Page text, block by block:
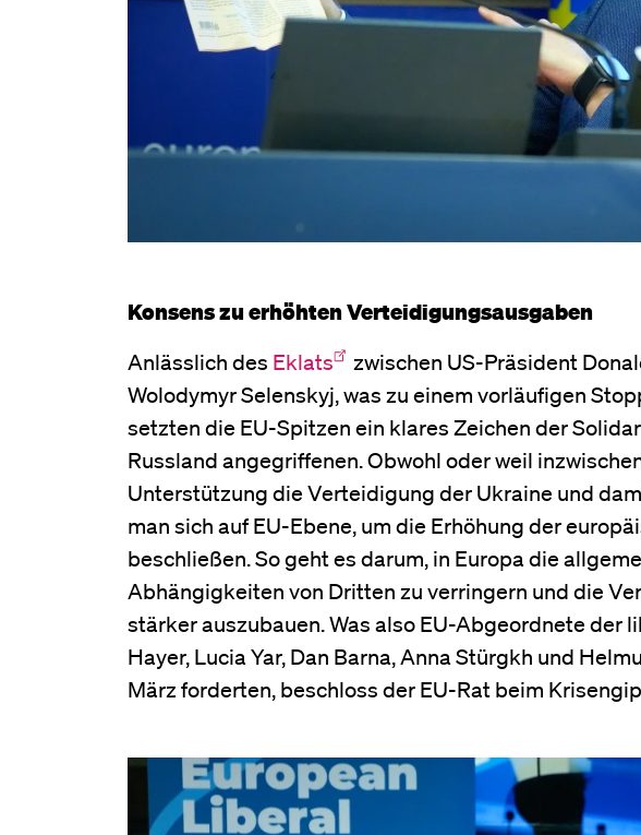
Konsens zu erhöhten Verteidigungsausgaben
Anlässlich des Eklats
zwischen US-Präsident
Wolodymyr Selenskyj, was zu einem vorläufigen
setzten die EU-Spitzen ein klares Zeichen der
Russland angegriffenen. Obwohl oder weil
Unterstützung die Verteidigung der Ukraine und
man sich auf EU-Ebene, um die Erhöhung der
beschließen. So geht es darum, in Europa die
Abhängigkeiten von Dritten zu verringern und die
stärker auszubauen. Was also EU-Abgeordnete der
Hayer, Lucia Yar, Dan Barna, Anna Stürgkh und
März forderten, beschloss der EU-Rat beim